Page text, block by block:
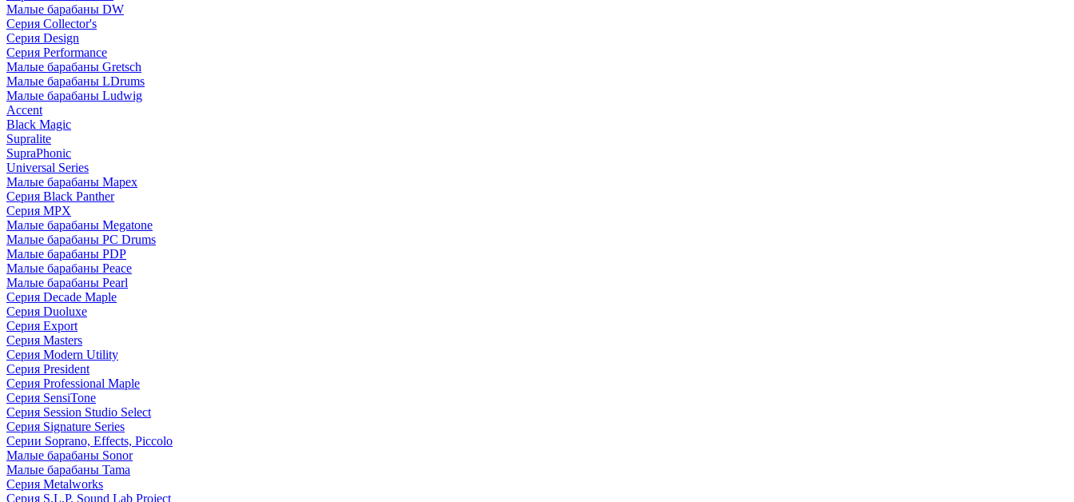
Малые барабаны DW
Серия Collector's
Серия Design
Серия Performance
Малые барабаны Gretsch
Малые барабаны LDrums
Малые барабаны Ludwig
Accent
Black Magic
Supralite
SupraPhonic
Universal Series
Малые барабаны Mapex
Серия Black Panther
Серия MPX
Малые барабаны Megatone
Малые барабаны PC Drums
Малые барабаны PDP
Малые барабаны Peace
Малые барабаны Pearl
Серия Decade Maple
Серия Duoluxe
Серия Export
Серия Masters
Серия Modern Utility
Серия President
Серия Professional Maple
Серия SensiTone
Серия Session Studio Select
Серия Signature Series
Серии Soprano, Effects, Piccolo
Малые барабаны Sonor
Малые барабаны Tama
Серия Metalworks
Серия S.L.P. Sound Lab Project